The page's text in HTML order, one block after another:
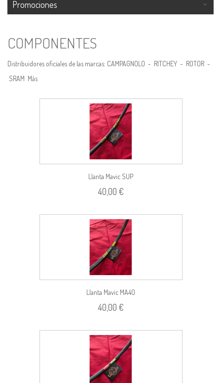
Promociones
COMPONENTES
Distribuidores oficiales de las marcas: CAMPAGNOLO - RITCHEY - ROTOR -
SRAM Más
Llanta Mavic SUP
40,00 €
Llanta Mavic MA40
40,00 €